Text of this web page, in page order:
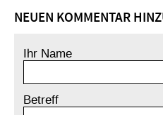
NEUEN KOMMENTAR
Ihr Name
Betreff